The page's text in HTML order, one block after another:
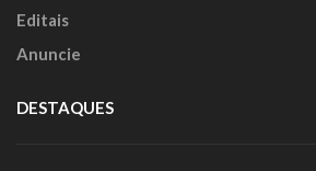
Editais
Anuncie
DESTAQUES